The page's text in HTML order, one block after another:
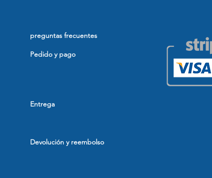
preguntas frecuentes
Pedido y pago
Entrega
Devolución y reembolso